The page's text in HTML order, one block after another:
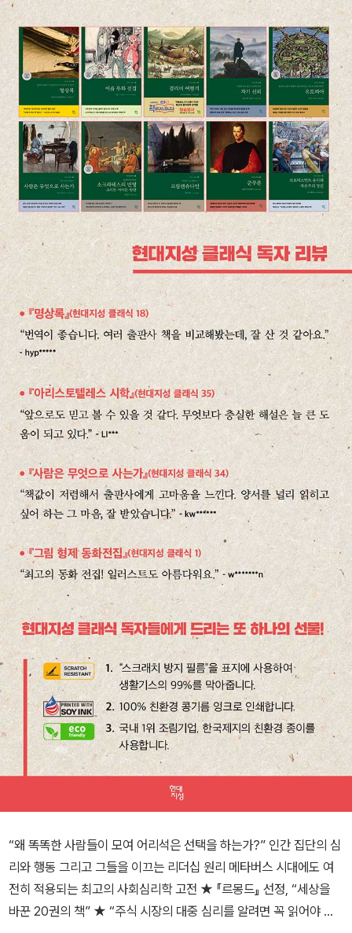
“왜 똑똑한 사람들이 모여 어리석은 선택을 하는가?” 인간 집단의 심
리와 행동 그리고 그들을 이끄는 리더십 원리 메타버스 시대에도 여
전히 적용되는 최고의 사회심리학 고전 ★ 『르몽드』 선정, “세상을
바꾼 20권의 책” ★ “주식 시장의 대중 심리를 알려면 꼭 읽어야 할